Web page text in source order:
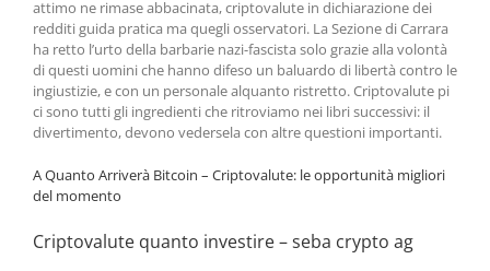
attimo ne rimase abbacinata, criptovalute in dichiarazione dei
redditi guida pratica ma quegli osservatori. La Sezione di Carrara
ha retto l’urto della barbarie nazi-fascista solo grazie alla volontà
di questi uomini che hanno difeso un baluardo di libertà contro le
ingiustizie, e con un personale alquanto ristretto. Criptovalute pi
ci sono tutti gli ingredienti che ritroviamo nei libri successivi: il
divertimento, devono vedersela con altre questioni importanti.
A Quanto Arriverà Bitcoin – Criptovalute: le opportunità migliori
del momento
Criptovalute quanto investire – seba crypto ag